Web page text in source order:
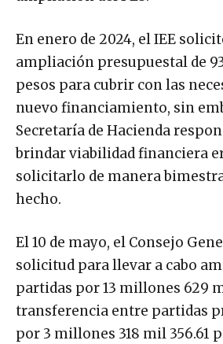
En enero de 2024, el IEE
ampliación presupuestal de
pesos para cubrir con las
nuevo financiamiento, sin
Secretaría de Hacienda
brindar viabilidad financiera
solicitarlo de manera
hecho.
El 10 de mayo, el Consejo
solicitud para llevar a cabo
partidas por 13 millones 629
transferencia entre partidas
por 3 millones 318 mil 356.61